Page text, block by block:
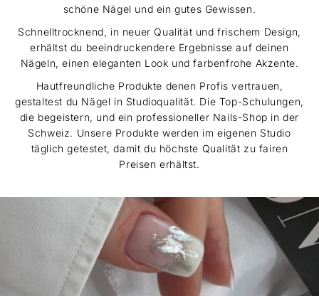
schöne Nägel und ein gutes Gewissen.
Schnelltrocknend, in neuer Qualität und frischem Design,
erhältst du beeindruckendere Ergebnisse auf deinen
Nägeln, einen eleganten Look und farbenfrohe Akzente.
Hautfreundliche Produkte denen Profis vertrauen,
gestaltest du Nägel in Studioqualität. Die Top-Schulungen,
die begeistern, und ein professioneller Nails-Shop in der
Schweiz. Unsere Produkte werden im eigenen Studio
täglich getestet, damit du höchste Qualität zu fairen
Preisen erhältst.